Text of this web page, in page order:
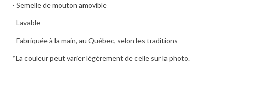
- Semelle de mouton amovible
- Lavable
- Fabriquée à la main, au Québec, selon les traditions
*La couleur peut varier légèrement de celle sur la photo.